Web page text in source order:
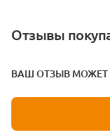
Отзывы
ВАШ ОТЗЫВ МОЖЕТ